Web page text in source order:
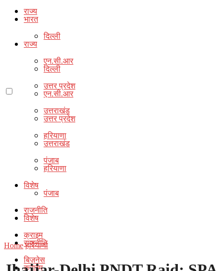
राज्य
दिल्ली
एन.सी.आर
उत्तर प्रदेश
उत्तराखंड
हरियाणा
पंजाब
विशेष
राजनीति
क्राइम
बिज़नेस
भारत
राज्य
दिल्ली
एन.सी.आर
उत्तर प्रदेश
उत्तराखंड
हरियाणा
पंजाब
विशेष
राजनीति
क्राइम
Home हरियाणा